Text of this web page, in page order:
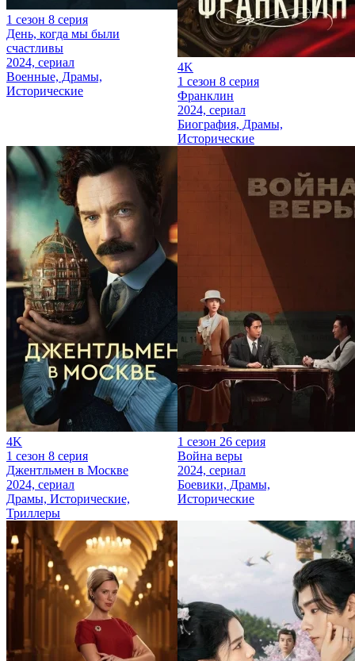
1 сезон 8 серия
День, когда мы были
счастливы
2024, сериал
Военные, Драмы,
Исторические
4K
1 сезон 8 серия
Франклин
2024, сериал
Биография, Драмы,
Исторические
4K
1 сезон 8 серия
Джентльмен в Москве
2024, сериал
Драмы, Исторические,
Триллеры
1 сезон 26 серия
Война веры
2024, сериал
Боевики, Драмы,
Исторические